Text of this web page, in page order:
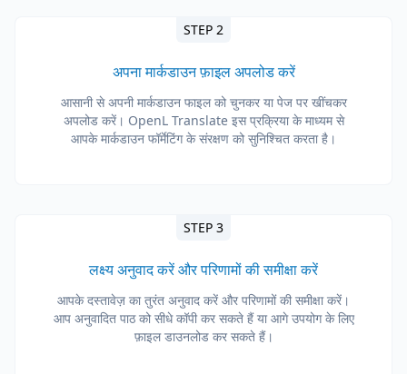
STEP 2
अपना मार्कडाउन फ़ाइल अपलोड करें
आसानी से अपनी मार्कडाउन फाइल को चुनकर या पेज पर खींचकर
अपलोड करें। OpenL Translate इस प्रक्रिया के माध्यम से
आपके मार्कडाउन फॉर्मेटिंग के संरक्षण को सुनिश्चित करता है।
STEP 3
लक्ष्य अनुवाद करें और परिणामों की समीक्षा करें
आपके दस्तावेज़ का तुरंत अनुवाद करें और परिणामों की समीक्षा करें।
आप अनुवादित पाठ को सीधे कॉपी कर सकते हैं या आगे उपयोग के लिए
फ़ाइल डाउनलोड कर सकते हैं।